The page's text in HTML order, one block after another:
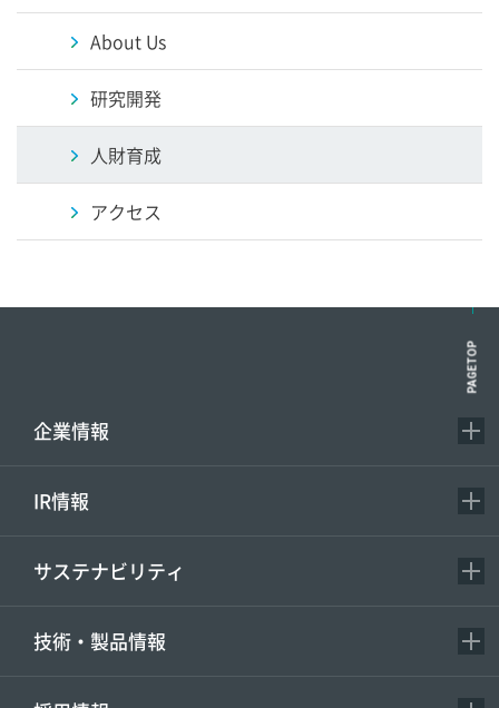
About Us
研究開発
人財育成
アクセス
PAGETOP
企業情報
IR情報
サステナビリティ
技術・製品情報